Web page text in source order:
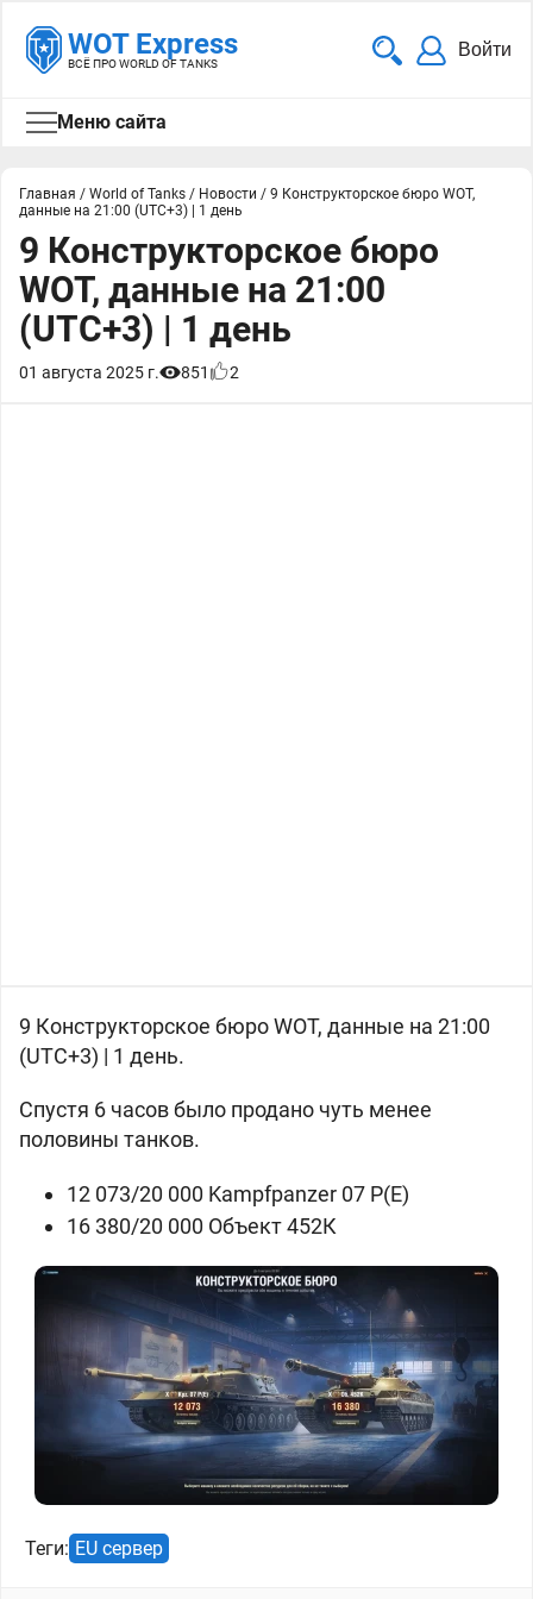
WOT Express
ВСЁ ПРО WORLD OF TANKS
Войти
Меню сайта
Главная / World of Tanks / Новости / 9 Конструкторское бюро WOT,
данные на 21:00 (UTC+3) | 1 день
9 Конструкторское бюро
WOT, данные на 21:00
(UTC+3) | 1 день
01 августа 2025 г. 851 2
9 Конструкторское бюро WOT, данные на 21:00
(UTC+3) | 1 день.
Спустя 6 часов было продано чуть менее
половины танков.
12 073/20 000 Kampfpanzer 07 P(E)
16 380/20 000 Объект 452К
Теги: EU сервер